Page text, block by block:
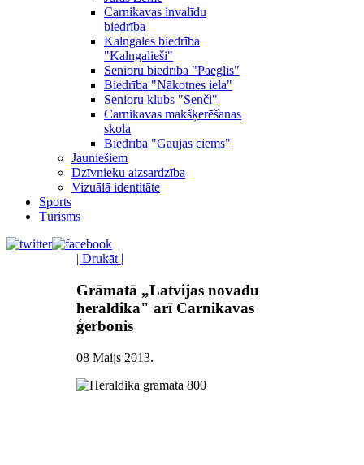
Carnikavas invalīdu
biedrība
Kalngales biedrība
"Kalngalieši"
Senioru biedrība "Paeglis"
Biedrība "Nākotnes iela"
Senioru klubs "Senči"
Carnikavas makšķerēšanas
skola
Biedrība "Gaujas ciems"
Jauniešiem
Dzīvnieku aizsardzība
Vizuālā identitāte
Sports
Tūrisms
| Drukāt |
Grāmatā „Latvijas novadu
heraldika" arī Carnikavas
ģerbonis
08 Maijs 2013.